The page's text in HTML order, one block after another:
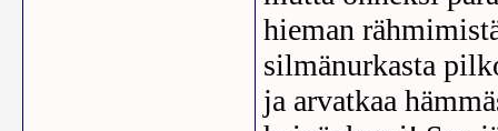
hieman
silmänurkasta
ja arvatkaa